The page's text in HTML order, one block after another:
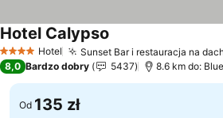
4 KategoriaHotel Sunset Bar i restauracja na
Hotel Calypso
8,0 Bardzo dobry 5437 8.6 km do:
Od 135 zł